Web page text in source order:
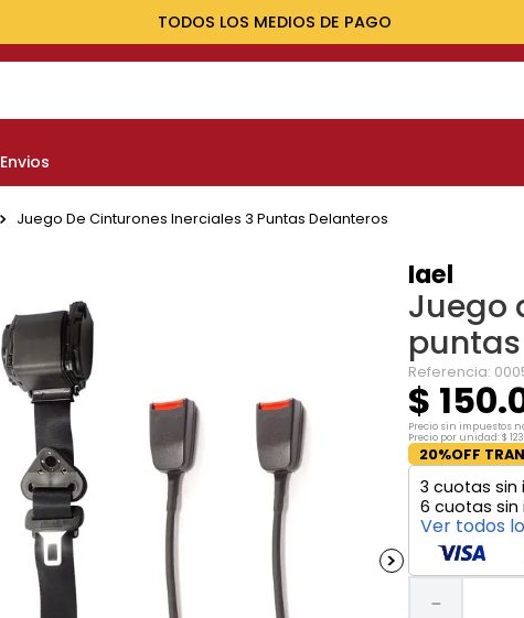
TODOS LOS MEDIOS DE PAGO
Envios
Juego De Cinturones Inerciales 3 Puntas Delanteros
Iael
Juego
Referencia:
$ 150.
Precio sin impuestos
Precio por unidad:$ 123
20%OFF
3 cuotas sin
6 cuotas sin
Ver todos
－
renault
chevrolet